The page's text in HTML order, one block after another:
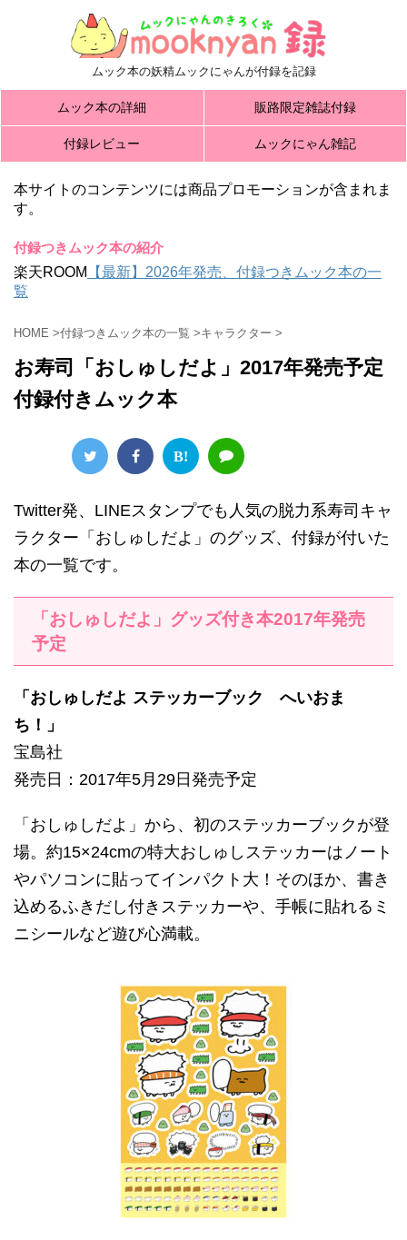
ムック本の妖精ムックにゃんが付録を記録
ムック本の詳細 販路限定雑誌付録
付録レビュー ムックにゃん雑記
本サイトのコンテンツには商品プロモーションが含まれま
す。
付録つきムック本の紹介
楽天ROOM
【最新】2026年発売、付録つきムック本の一
覧
HOME >付録つきムック本の一覧 >キャラクター >
お寿司「おしゅしだよ」2017年発売予定
付録付きムック本
B!
Twitter発、LINEスタンプでも人気の脱力系寿司キャ
ラクター「おしゅしだよ」のグッズ、付録が付いた
本の一覧です。
「おしゅしだよ」グッズ付き本2017年発売
予定
「おしゅしだよ ステッカーブック へいおま
ち！」
宝島社
発売日：2017年5月29日発売予定
「おしゅしだよ」から、初のステッカーブックが登
場。約15×24cmの特大おしゅしステッカーはノート
やパソコンに貼ってインパクト大！そのほか、書き
込めるふきだし付きステッカーや、手帳に貼れるミ
ニシールなど遊び心満載。